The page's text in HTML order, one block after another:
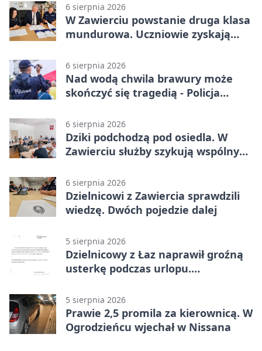
6 sierpnia 2026
W Zawierciu powstanie druga klasa
mundurowa. Uczniowie zyskają
6 sierpnia 2026
Nad wodą chwila brawury może
skończyć się tragedią - Policja
6 sierpnia 2026
Dziki podchodzą pod osiedla. W
Zawierciu służby szykują wspólny
6 sierpnia 2026
Dzielnicowi z Zawiercia sprawdzili
wiedzę. Dwóch pojedzie dalej
5 sierpnia 2026
Dzielnicowy z Łaz naprawił groźną
usterkę podczas urlopu.
5 sierpnia 2026
Prawie 2,5 promila za kierownicą. W
Ogrodzieńcu wjechał w Nissana